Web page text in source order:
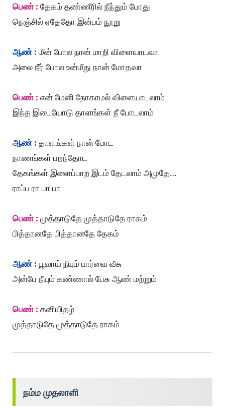
பெண் : தேகம் தண்ணீரில் நீந்தும் போது
நெஞ்சில் ஏதேதோ இன்பம் நூறு
ஆண் : மீன் போல நான் மாறி விளையாடவா
அலை நீர் போல உன்மீது நான் மோதவா
பெண் : என் மேனி நோகாமல் விளையாடலாம்
இந்த இடையோடு தாளங்கள் நீ போடலாம்
ஆண் : தாளங்கள் நான் போட
நாணங்கள் பறந்தோட
தேகங்கள் இளைப்பாற இடம் தேடலாம் அமுதே…
ராப்ப ரா பா பா
பெண் : முத்தாடுதே முத்தாடுதே ராகம்
பித்தானதே பித்தானதே தேகம்
ஆண் : பூவாய் நீயும் பார்வை வீசு
அன்பே நீயும் கண்ணால் பேசு ஆண் மற்றும்
பெண் : கனியிதழ்
முத்தாடுதே முத்தாடுதே ராகம்
நம்ம முதலாளி